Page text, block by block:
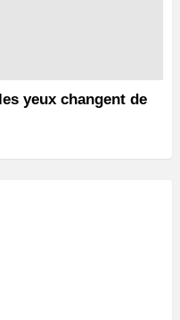
yeux changent de